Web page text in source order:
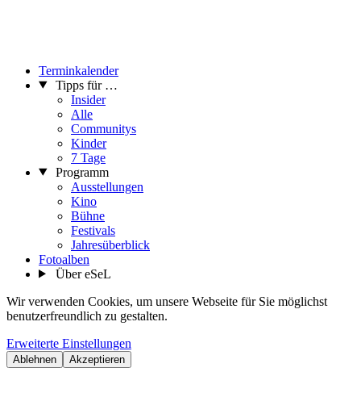
Terminkalender
Tipps für …
Insider
Alle
Communitys
Kinder
7 Tage
Programm
Ausstellungen
Kino
Bühne
Festivals
Jahresüberblick
Fotoalben
Über eSeL
Wir verwenden Cookies, um unsere Webseite für Sie möglichst
benutzerfreundlich zu gestalten.
Erweiterte Einstellungen
Ablehnen Akzeptieren